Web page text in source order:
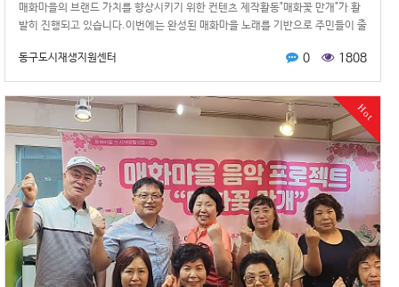
매화마을의 브랜드 가치를 향상시키기 위한 컨텐츠 제작활동"매화꽃 만개"가 활
발히 진행되고 있습니다.이번에는 완성된 매화마을 노래를 기반으로 주민들이 출
동구도시재생지원센터
0 1808
Hot